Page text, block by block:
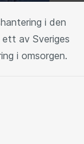
i den
ett av Sveriges
i omsorgen.